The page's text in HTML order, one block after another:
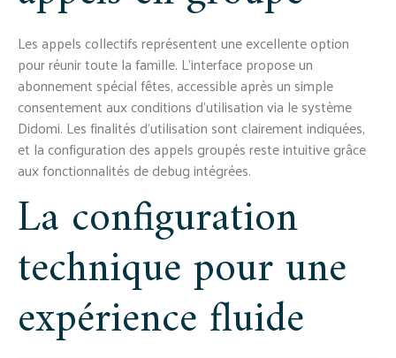
Les appels collectifs représentent une excellente option
pour réunir toute la famille. L'interface propose un
abonnement spécial fêtes, accessible après un simple
consentement aux conditions d'utilisation via le système
Didomi. Les finalités d'utilisation sont clairement indiquées,
et la configuration des appels groupés reste intuitive grâce
aux fonctionnalités de debug intégrées.
La configuration
technique pour une
expérience fluide